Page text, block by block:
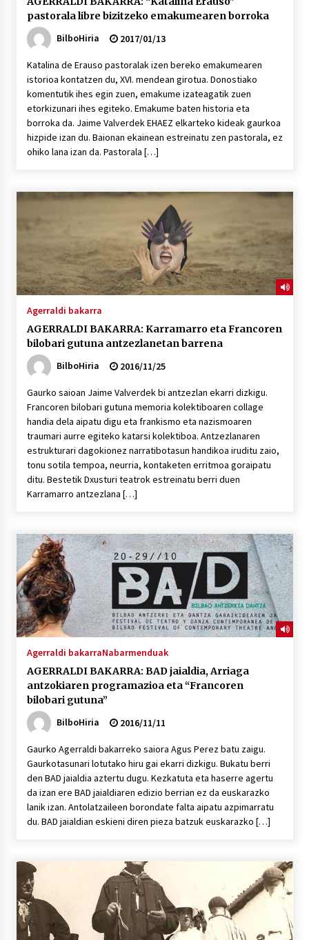
pastorala libre bizitzeko emakumearen borroka
BilboHiria
2017/01/13
Katalina de Erauso pastoralak izen bereko emakumearen
istorioa kontatzen du, XVI. mendean girotua. Donostiako
komentutik ihes egin zuen, emakume izateagatik zuen
etorkizunari ihes egiteko. Emakume baten historia eta
borroka da. Jaime Valverdek EHAEZ elkarteko kideak gaurkoa
hizpide izan du. Baionan ekainean estreinatu zen pastorala, ez
ohiko lana izan da. Pastorala […]
Agerraldi bakarra
AGERRALDI BAKARRA: Karramarro eta Francoren
bilobari gutuna antzezlanetan barrena
BilboHiria
2016/11/25
Gaurko saioan Jaime Valverdek bi antzezlan ekarri dizkigu.
Francoren bilobari gutuna memoria kolektiboaren collage
handia dela aipatu digu eta frankismo eta nazismoaren
traumari aurre egiteko katarsi kolektiboa. Antzezlanaren
estrukturari dagokionez narratibotasun handikoa iruditu zaio,
tonu sotila tempoa, neurria, kontaketen erritmoa goraipatu
ditu. Bestetik Dxusturi teatrok estreinatu berri duen
Karramarro antzezlana […]
Agerraldi bakarraNabarmenduak
AGERRALDI BAKARRA: BAD jaialdia, Arriaga
antzokiaren programazioa eta “Francoren
bilobari gutuna”
BilboHiria
2016/11/11
Gaurko Agerraldi bakarreko saiora Agus Perez batu zaigu.
Gaurkotasunari lotutako hiru gai ekarri dizkigu. Bukatu berri
den BAD jaialdia aztertu dugu. Kezkatuta eta haserre agertu
da izan ere BAD jaialdiaren edizio berrian ez da euskarazko
lanik izan. Antolatzaileen borondate falta aipatu azpimarratu
du. BAD jaialdian eskieni diren pieza batzuk euskarazko […]